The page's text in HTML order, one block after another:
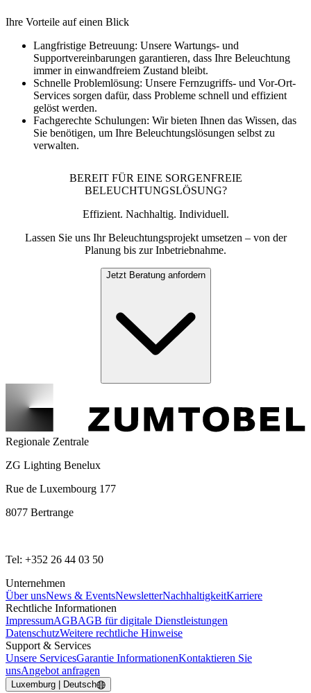
Ihre Vorteile auf einen Blick
Langfristige Betreuung: Unsere Wartungs- und
Supportvereinbarungen garantieren, dass Ihre Beleuchtung
immer in einwandfreiem Zustand bleibt.
Schnelle Problemlösung: Unsere Fernzugriffs- und Vor-Ort-
Services sorgen dafür, dass Probleme schnell und effizient
gelöst werden.
Fachgerechte Schulungen: Wir bieten Ihnen das Wissen, das
Sie benötigen, um Ihre Beleuchtungslösungen selbst zu
verwalten.
BEREIT FÜR EINE SORGENFREIE
BELEUCHTUNGSLÖSUNG?
Effizient. Nachhaltig. Individuell.
Lassen Sie uns Ihr Beleuchtungsprojekt umsetzen – von der
Planung bis zur Inbetriebnahme.
Jetzt Beratung anfordern
Regionale Zentrale
ZG Lighting Benelux
Rue de Luxembourg 177
8077 Bertrange
Tel: +352 26 44 03 50
Unternehmen
Über unsNews & EventsNewsletterNachhaltigkeitKarriere
Rechtliche Informationen
ImpressumAGBAGB für digitale Dienstleistungen
DatenschutzWeitere rechtliche Hinweise
Support & Services
Unsere ServicesGarantie InformationenKontaktieren Sie
unsAngebot anfragen
Luxemburg | Deutsch